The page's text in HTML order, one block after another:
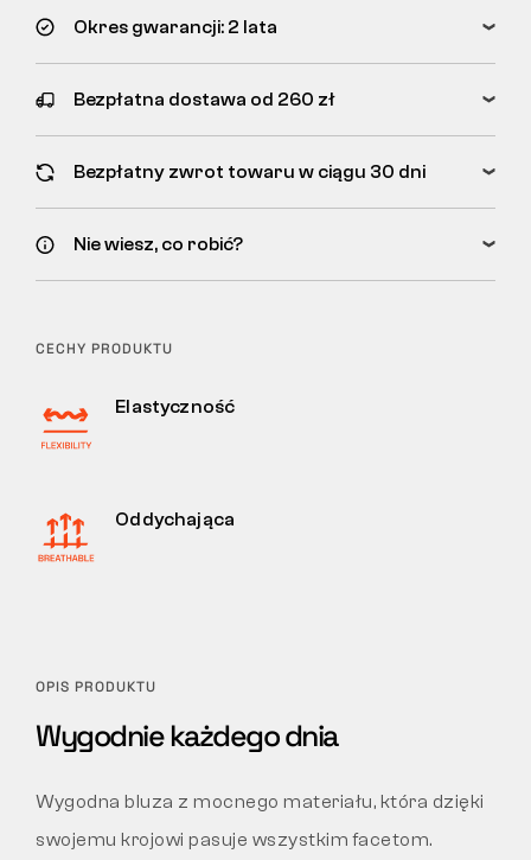
Okres gwarancji: 2 lata
Bezpłatna dostawa od 260 zł
Bezpłatny zwrot towaru w ciągu 30 dni
Nie wiesz, co robić?
CECHY PRODUKTU
Elastyczność
Oddychająca
OPIS PRODUKTU
Wygodnie każdego dnia
Wygodna bluza z mocnego materiału, która dzięki
swojemu krojowi pasuje wszystkim facetom.